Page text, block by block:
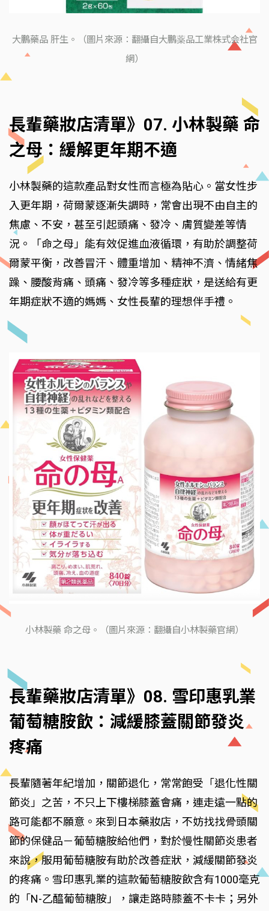
大鵬藥品 肝生。（圖片來源：翻攝自大鵬薬品工業株式会社官
網）
長輩藥妝店清單》07. 小林製藥 命
之母：緩解更年期不適
小林製藥的這款產品對女性而言極為貼心。當女性步
入更年期，荷爾蒙逐漸失調時，常會出現不由自主的
焦慮、不安，甚至引起頭痛、發冷、膚質變差等情
況。「命之母」能有效促進血液循環，有助於調整荷
爾蒙平衡，改善冒汗、體重增加、精神不濟、情緒焦
躁、腰酸背痛、頭痛、發冷等多種症狀，是送給有更
年期症狀不適的媽媽、女性長輩的理想伴手禮。
小林製藥 命之母。（圖片來源：翻攝自小林製藥官網）
長輩藥妝店清單》08. 雪印惠乳業
葡萄糖胺飲：減緩膝蓋關節發炎
疼痛
長輩隨著年紀增加，關節退化，常常飽受「退化性關
節炎」之苦，不只上下樓梯膝蓋會痛，連走遠一點的
路可能都不願意。來到日本藥妝店，不妨找找骨頭關
節的保健品－葡萄糖胺給他們，對於慢性關節炎患者
來說，服用葡萄糖胺有助於改善症狀，減緩關節發炎
的疼痛。雪印惠乳業的這款葡萄糖胺飲含有1000毫克
的「N-乙醯葡萄糖胺」，讓走路時膝蓋不卡卡；另外